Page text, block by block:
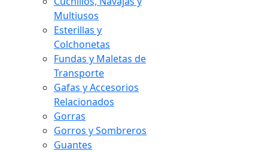
Multiusos
Esterillas y
Colchonetas
Fundas y Maletas de
Transporte
Gafas y Accesorios
Relacionados
Gorras
Gorros y Sombreros
Guantes